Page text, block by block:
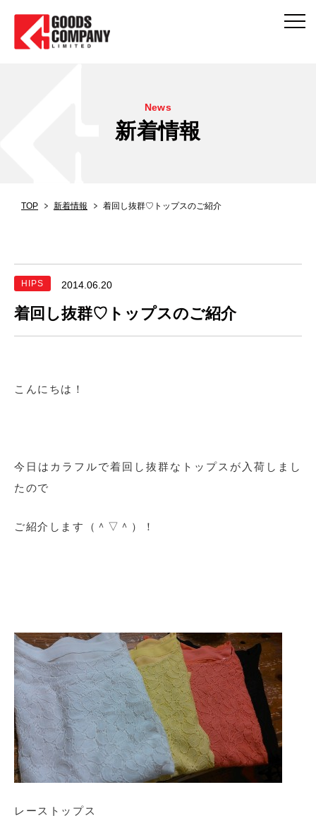
News
新着情報
TOP 新着情報 着回し抜群♡トップスのご紹介
HIPS 2014.06.20
着回し抜群♡トップスのご紹介
こんにちは！
今日はカラフルで着回し抜群なトップスが入荷しまし
たので
ご紹介します（＾▽＾）！
レーストップス